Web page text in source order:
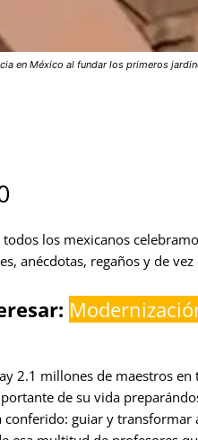
en México al fundar los primeros
los mexicanos
anécdotas, regaños y de
2.1 millones de maestros
de su vida
guiar y